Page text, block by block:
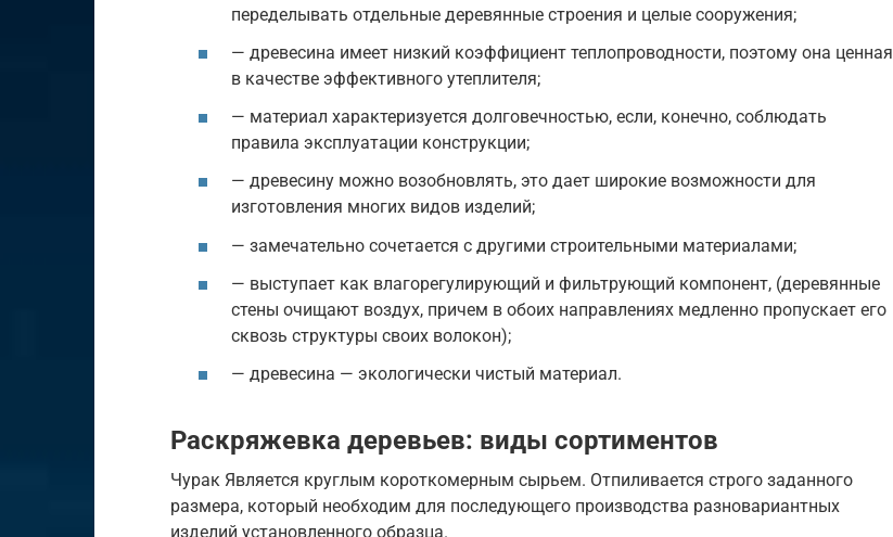
переделывать отдельные деревянные строения и целые сооружения;
— древесина имеет низкий коэффициент теплопроводности, поэтому она ценная
в качестве эффективного утеплителя;
— материал характеризуется долговечностью, если, конечно, соблюдать
правила эксплуатации конструкции;
— древесину можно возобновлять, это дает широкие возможности для
изготовления многих видов изделий;
— замечательно сочетается с другими строительными материалами;
— выступает как влагорегулирующий и фильтрующий компонент, (деревянные
стены очищают воздух, причем в обоих направлениях медленно пропускает его
сквозь структуры своих волокон);
— древесина — экологически чистый материал.
Раскряжевка деревьев: виды сортиментов
Чурак Является круглым короткомерным сырьем. Отпиливается строго заданного
размера, который необходим для последующего производства разновариантных
изделий установленного образца.